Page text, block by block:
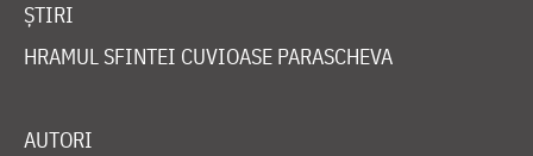
ȘTIRI
HRAMUL SFINTEI CUVIOASE PARASCHEVA
AUTORI